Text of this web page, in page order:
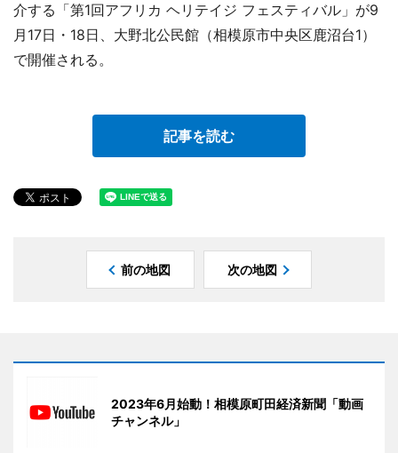
介する「第1回アフリカ ヘリテイジ フェスティバル」が9
月17日・18日、大野北公民館（相模原市中央区鹿沼台1）
で開催される。
記事を読む
前の地図 次の地図
2023年6月始動！相模原町田経済新聞「動画
チャンネル」